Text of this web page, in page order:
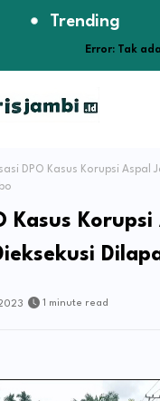
Trending
Error: Tak
DPO Kasus Korupsi Aspal
Kasus
1 minute read